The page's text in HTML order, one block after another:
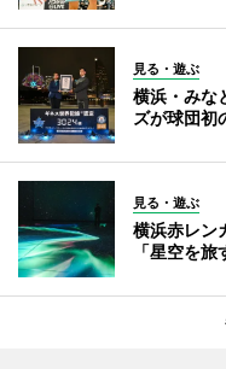
見る・遊ぶ
横浜・みな
ズが球団初
見る・遊ぶ
横浜赤レン
「星空を旅